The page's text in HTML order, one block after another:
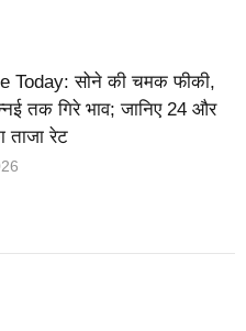
Today: सोने की चमक फीकी,
तक गिरे भाव; जानिए 24 और
ताजा रेट